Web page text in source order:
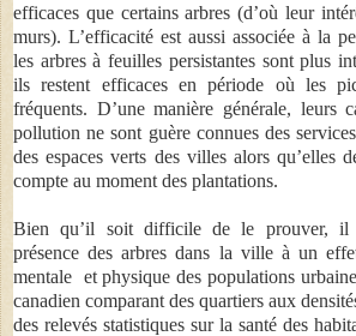
efficaces que certains arbres (d’où leur
murs). L’efficacité est aussi associée à la
les arbres à feuilles persistantes sont plus
ils restent efficaces en période où les
fréquents. D’une manière générale, leurs
pollution ne sont guère connues des
des espaces verts des villes alors qu’elles
compte au moment des plantations.
Bien qu’il soit difficile de le prouver, il
présence des arbres dans la ville à un
mentale et physique des populations
canadien comparant des quartiers aux
des relevés statistiques sur la santé des